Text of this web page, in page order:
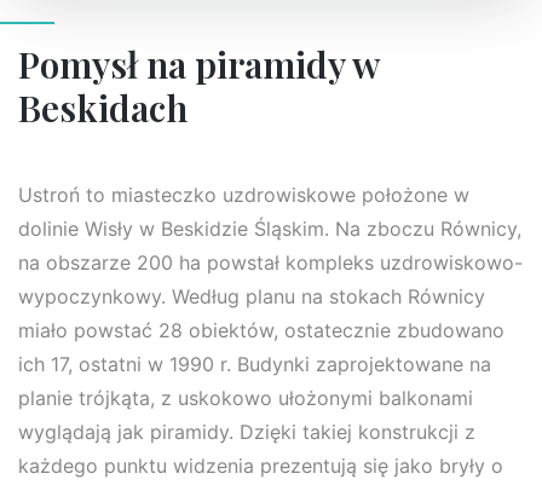
Pomysł na piramidy w
Beskidach
Ustroń to miasteczko uzdrowiskowe położone w
dolinie Wisły w Beskidzie Śląskim. Na zboczu Równicy,
na obszarze 200 ha powstał kompleks uzdrowiskowo-
wypoczynkowy. Według planu na stokach Równicy
miało powstać 28 obiektów, ostatecznie zbudowano
ich 17, ostatni w 1990 r. Budynki zaprojektowane na
planie trójkąta, z uskokowo ułożonymi balkonami
wyglądają jak piramidy. Dzięki takiej konstrukcji z
każdego punktu widzenia prezentują się jako bryły o